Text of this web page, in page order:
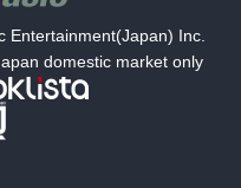
外小説
学
Entertainment(Japan) Inc.
domestic market only